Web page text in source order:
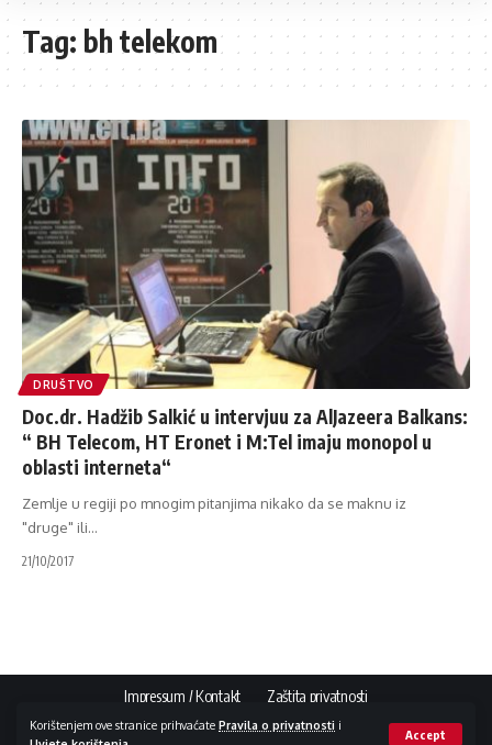
Korištenjem ove stranice prihvaćate Pravila o privatnosti i
Accept
Tag: bh telekom
DRUŠTVO
Doc.dr. Hadžib Salkić u intervjuu za AlJazeera Balkans:
“ BH Telecom, HT Eronet i M:Tel imaju monopol u
oblasti interneta“
Zemlje u regiji po mnogim pitanjima nikako da se maknu iz
"druge" ili…
21/10/2017
Impressum / Kontakt Zaštita privatnosti